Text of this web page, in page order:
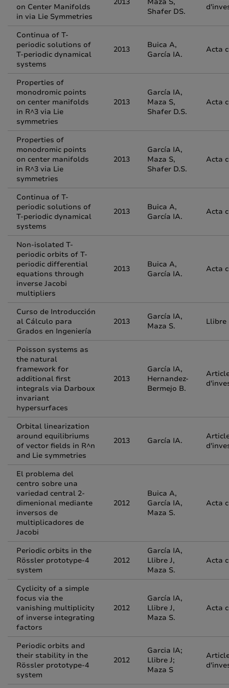
on Center Manifolds
in via Lie Symmetries
Shafer DS.
Continua of T-
periodic solutions of
T-periodic dynamical
systems
2013
Buica A,
García IA.
Acta
Properties of
monodromic points
on center manifolds
in R^3 via Lie
symmetries
2013
García IA,
Maza S,
Shafer D.S.
Acta
Properties of
monodromic points
on center manifolds
in R^3 via Lie
symmetries
2013
García IA,
Maza S,
Shafer D.S.
Acta
Continua of T-
periodic solutions of
T-periodic dynamical
systems
2013
Buica A,
García IA.
Acta
Non-isolated T-
periodic orbits of T-
periodic differential
equations through
inverse Jacobi
multipliers
2013
Buica A,
García IA.
Acta
Curso de Introducción
al Cálculo para
Grados en Ingeniería
2013
García IA,
Maza S.
Llibre
Poisson systems as
the natural
framework for
additional first
integrals via Darboux
invariant
hypersurfaces
2013
García IA,
Hernandez-
Bermejo B.
Orbital linearization
around equilibriums
of vector fields in R^n
and Lie symmetries
2013 García IA.
El problema del
centro sobre una
variedad central 2-
dimenional mediante
inversos de
multiplicadores de
Jacobi
2012
Buica A,
García IA,
Maza S.
Acta
Periodic orbits in the
Rössler prototype-4
system
2012
García IA,
Llibre J,
Maza S.
Acta
Cyclicity of a simple
focus via the
vanishing multiplicity
of inverse integrating
factors
2012
García IA,
Llibre J,
Maza S.
Acta
Periodic orbits and
their stability in the
Rössler prototype-4
system
2012
Garcia IA;
Llibre J;
Maza S